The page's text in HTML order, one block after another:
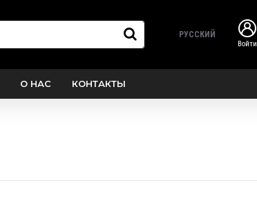
РУССКИЙ
Войти
О НАС КОНТАКТЫ